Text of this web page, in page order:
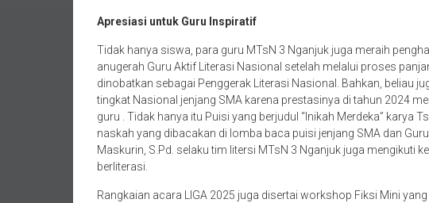
Apresiasi untuk Guru Inspiratif
Tidak hanya siswa, para guru MTsN 3 Nganjuk juga meraih
anugerah Guru Aktif Literasi Nasional setelah melalui proses
dinobatkan sebagai Penggerak Literasi Nasional. Bahkan, beliau
tingkat Nasional jenjang SMA karena prestasinya di tahun 2024
guru . Tidak hanya itu Puisi yang berjudul “Inikah Merdeka” karya
naskah yang dibacakan di lomba baca puisi jenjang SMA dan
Maskurin, S.Pd. selaku tim litersi MTsN 3 Nganjuk juga mengikuti
berliterasi.
Rangkaian acara LIGA 2025 juga disertai workshop Fiksi Mini